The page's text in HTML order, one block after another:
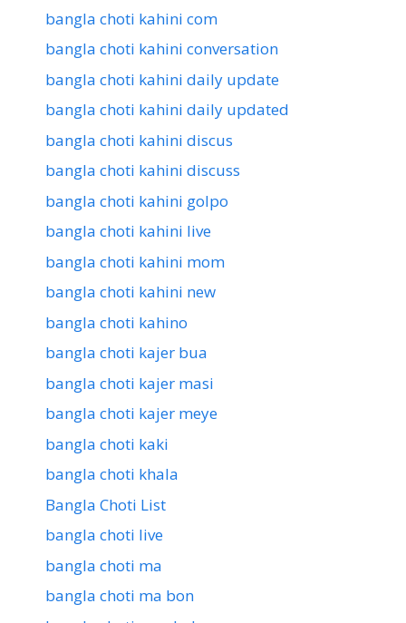
bangla choti kahini com
bangla choti kahini conversation
bangla choti kahini daily update
bangla choti kahini daily updated
bangla choti kahini discus
bangla choti kahini discuss
bangla choti kahini golpo
bangla choti kahini live
bangla choti kahini mom
bangla choti kahini new
bangla choti kahino
bangla choti kajer bua
bangla choti kajer masi
bangla choti kajer meye
bangla choti kaki
bangla choti khala
Bangla Choti List
bangla choti live
bangla choti ma
bangla choti ma bon